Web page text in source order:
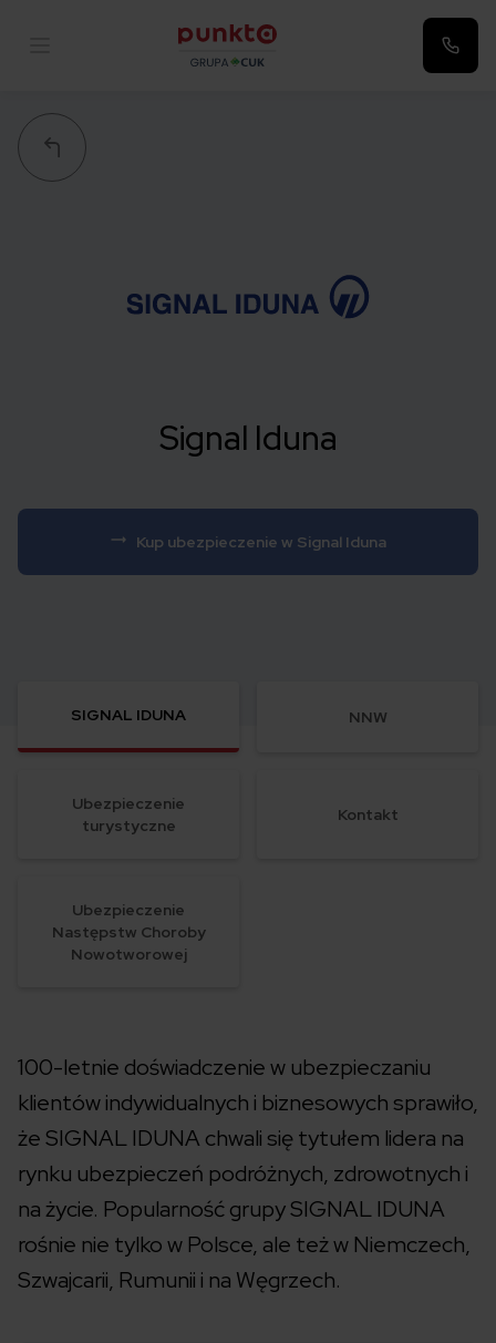
Signal Iduna
Kup ubezpieczenie w Signal Iduna
SIGNAL IDUNA NNW
Ubezpieczenie
turystyczne
Kontakt
Ubezpieczenie
Następstw Choroby
Nowotworowej
100-letnie doświadczenie w ubezpieczaniu
klientów indywidualnych i biznesowych sprawiło,
że SIGNAL IDUNA chwali się tytułem lidera na
rynku ubezpieczeń podróżnych, zdrowotnych i
na życie. Popularność grupy SIGNAL IDUNA
rośnie nie tylko w Polsce, ale też w Niemczech,
Szwajcarii, Rumunii i na Węgrzech.